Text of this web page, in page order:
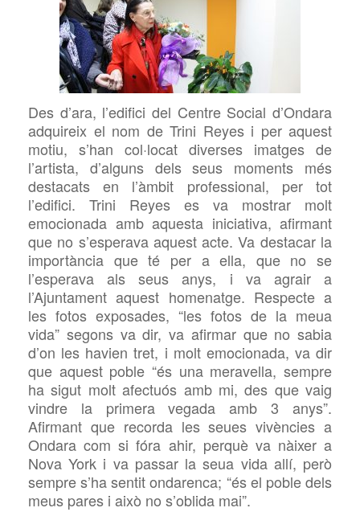
Des d’ara, l’edifici del Centre Social d’Ondara
adquireix el nom de Trini Reyes i per aquest
motiu, s’han col·locat diverses imatges de
l’artista, d’alguns dels seus moments més
destacats en l’àmbit professional, per tot
l’edifici. Trini Reyes es va mostrar molt
emocionada amb aquesta iniciativa, afirmant
que no s’esperava aquest acte. Va destacar la
importància que té per a ella, que no se
l’esperava als seus anys, i va agrair a
l’Ajuntament aquest homenatge. Respecte a
les fotos exposades, “les fotos de la meua
vida” segons va dir, va afirmar que no sabia
d’on les havien tret, i molt emocionada, va dir
que aquest poble “és una meravella, sempre
ha sigut molt afectuós amb mi, des que vaig
vindre la primera vegada amb 3 anys”.
Afirmant que recorda les seues vivències a
Ondara com si fóra ahir, perquè va nàixer a
Nova York i va passar la seua vida allí, però
sempre s’ha sentit ondarenca; “és el poble dels
meus pares i això no s’oblida mai”.